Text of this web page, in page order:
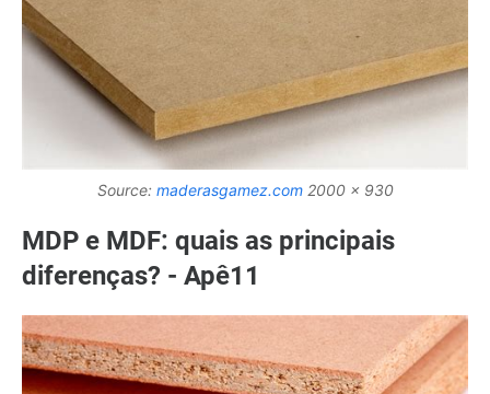
Source: maderasgamez.com2000 x 930
MDP e MDF: quais as principais
diferenças? - Apê11